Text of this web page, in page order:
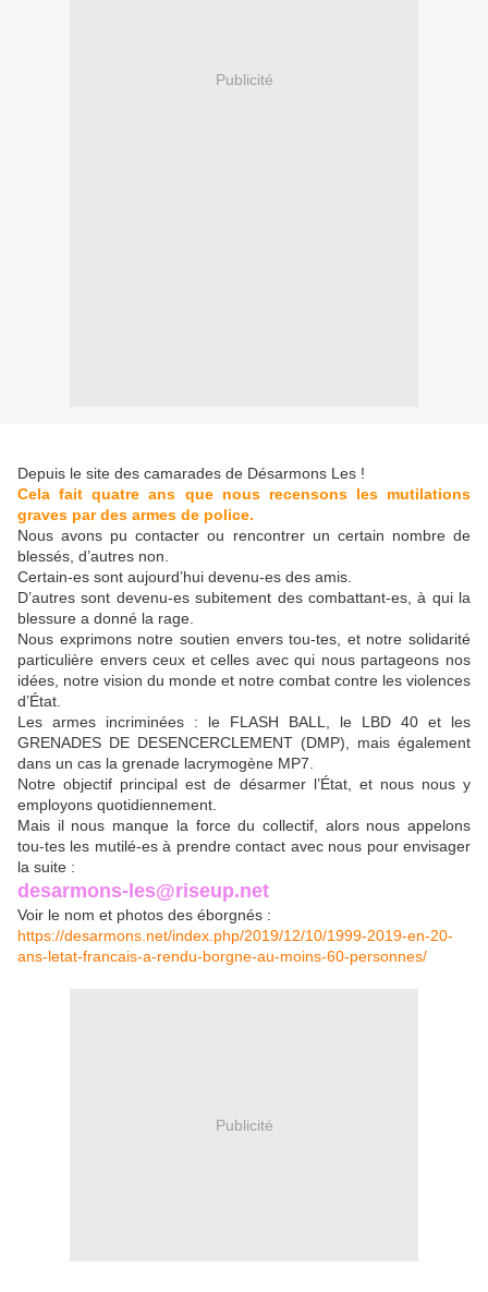
Publicité
Depuis le site des camarades de Désarmons Les !
Cela fait quatre ans que nous recensons les mutilations
graves par des armes de police.
Nous avons pu contacter ou rencontrer un certain nombre de
blessés, d’autres non.
Certain-es sont aujourd’hui devenu-es des amis.
D’autres sont devenu-es subitement des combattant-es, à qui la
blessure a donné la rage.
Nous exprimons notre soutien envers tou-tes, et notre solidarité
particulière envers ceux et celles avec qui nous partageons nos
idées, notre vision du monde et notre combat contre les violences
d’État.
Les armes incriminées : le FLASH BALL, le LBD 40 et les
GRENADES DE DESENCERCLEMENT (DMP), mais également
dans un cas la grenade lacrymogène MP7.
Notre objectif principal est de désarmer l’État, et nous nous y
employons quotidiennement.
Mais il nous manque la force du collectif, alors nous appelons
tou-tes les mutilé-es à prendre contact avec nous pour envisager
la suite :
desarmons-les@riseup.net
Voir le nom et photos des éborgnés :
https://desarmons.net/index.php/2019/12/10/1999-2019-en-20-
ans-letat-francais-a-rendu-borgne-au-moins-60-personnes/
Publicité